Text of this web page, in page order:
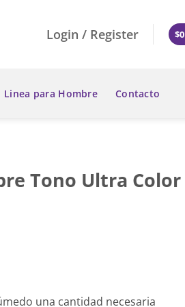
Login / Register $0
Linea para Hombre Contacto
Tono Ultra Color
una cantidad necesaria